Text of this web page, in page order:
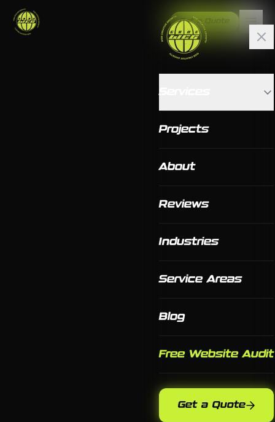
Get a Quote
Projects
About
Reviews
Industries
Service Areas
Blog
Free Website Audit
Get a Quote